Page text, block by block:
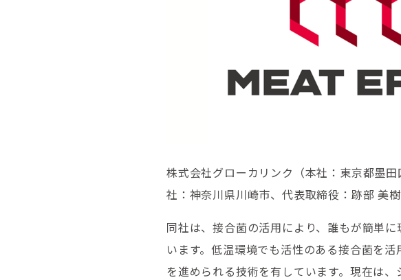
株式会社グローカリンク（本社：東京都墨
社：神奈川県川崎市、代表取締役：跡部 美
同社は、​接合菌の活用により、誰もが簡単
います。低温環境でも活性のある接合菌を
を進められる技術を有しています。現在は